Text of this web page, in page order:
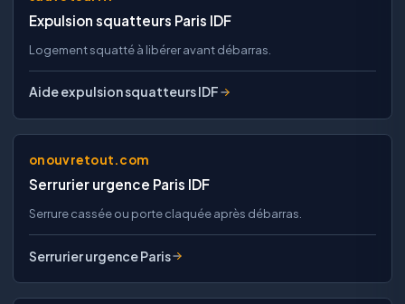
Expulsion squatteurs Paris IDF
Logement squatté à libérer avant débarras.
Aide expulsion squatteurs IDF
onouvretout.com
Serrurier urgence Paris IDF
Serrure cassée ou porte claquée après débarras.
Serrurier urgence Paris